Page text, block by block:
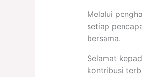
Melalui
setiap
bersama.
Selamat
kontribusi